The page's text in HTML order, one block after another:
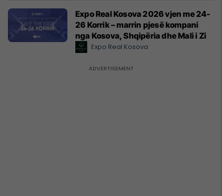
Expo Real Kosova 2026 vjen me 24-
26 Korrik – marrin pjesë kompani
nga Kosova, Shqipëria dhe Mali i Zi
Expo Real Kosova